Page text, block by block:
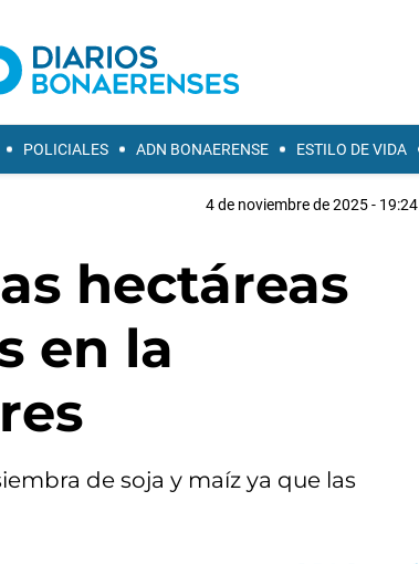
POLICIALES ADN BONAERENSE ESTILO DE VIDA
4 de noviembre de 2025 - 19:24
hectáreas
en la
de soja y maíz ya que las